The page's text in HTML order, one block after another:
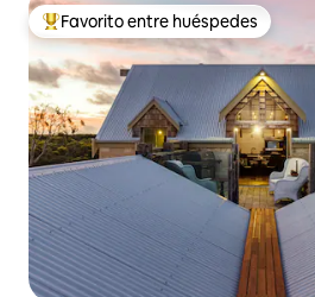
Favorito entre huéspedes preferido
Favorito entre huéspedes